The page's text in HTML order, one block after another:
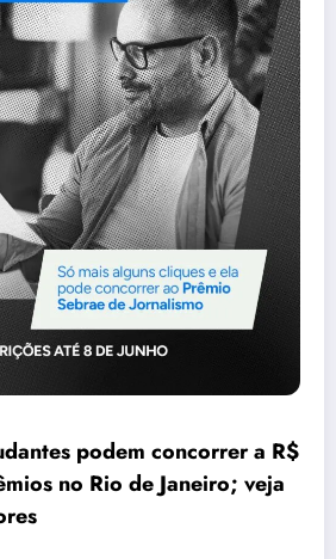
podem concorrer a R$
no Rio de Janeiro; veja